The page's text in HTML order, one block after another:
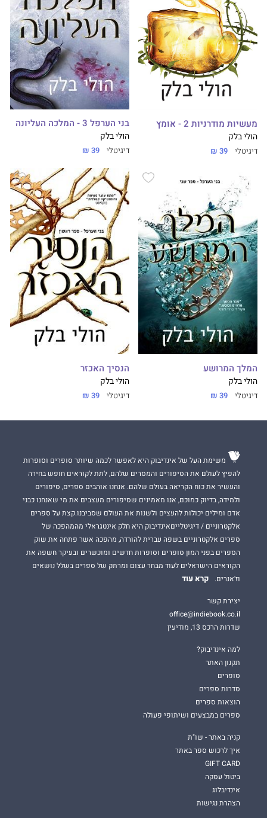
מעשיות מודרניות 2 - אומץ
הולי בלק
דיגיטלי 39 ₪
בני הערפל 3 - המלכה העליונה
הולי בלק
דיגיטלי 39 ₪
המלך המרושע
הולי בלק
דיגיטלי 39 ₪
הנסיך האכזר
הולי בלק
דיגיטלי 39 ₪
משימת העל של אינדיבוק היא לאפשר לכמה שיותר סופרים וסופרות
להפיץ לעולם את הסיפורים והמסרים שלהם, לתת לקוראים חופש בחירה
והעשיר את כוח הקריאה בעולם שלהם. אנחנו אוהבים ספרים, סיפורים
ולמידה, בדיוק כמוכם, אנו מאמינים שסיפורים מעצבים את מי שאנחנו כבני
אדם ומילים יכולות להעצים ולשנות את העולם שסביבנו.קצת על ספרים
אלקטרוניים / דיגיטלייםאינדיבוק היא חלק אינטגראלי מהמהפכה של
ספרים אלקטרוניים בשפה עברית להורדה, מהפכה אשר פתחה את שוק
הספרים בפני המון סופרים וסופרות חדשים ומוכשרים ובעיקר חשפה את
הקוראים הישראלים לעוד מבחר עצום ומרתק של ספרים בשלל נושאים
וז'אנרים.
קרא עוד
יצירת קשר
office@indiebook.co.il
שדרות הרכס 13, מודיעין
למה אינדיבוק?
תקנון האתר
סופרים
סדרות ספרים
הוצאות ספרים
ספרים במבצעים ושיתופי פעולה
קניה באתר - שו"ת
איך לרכוש ספר באתר
GIFT CARD
ביטול עסקה
אינדיבלוג
הצהרת נגישות